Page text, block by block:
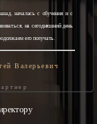
началась с обучения и с
на сегодняшний день
его получать.
Валерьевич